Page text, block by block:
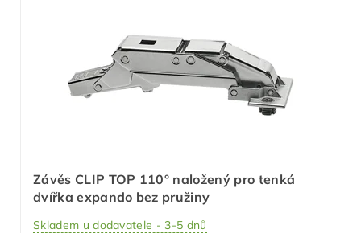
Závěs CLIP TOP 110° naložený pro tenká
dvířka expando bez pružiny
Skladem u dodavatele - 3-5 dnů